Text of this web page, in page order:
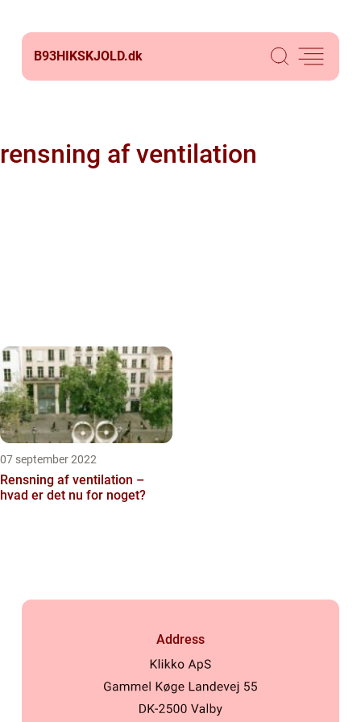
B93HIKSKJOLD.dk
rensning af ventilation
07 september 2022
Rensning af ventilation –
hvad er det nu for noget?
Address